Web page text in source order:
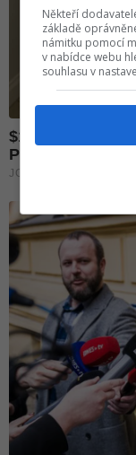
Někteří
základě
námitku pomocí
v nabídce webu
souhlasu v